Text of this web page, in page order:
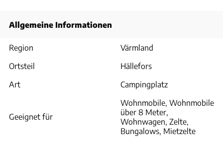
Allgemeine Informationen
Region
Värmland
Ortsteil
Hällefors
Art
Campingplatz
Geeignet für
Wohnmobile, Wohnmobile
über 8 Meter,
Wohnwagen, Zelte,
Bungalows, Mietzelte